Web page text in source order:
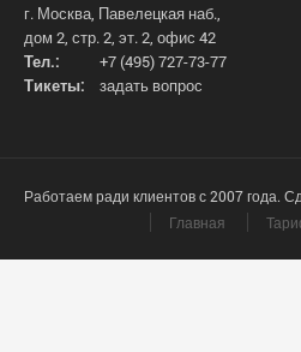
г. Москва, Павелецкая наб.,
дом 2, стр. 2, эт. 2, офис 42
Тел.:
+7 (495) 727-73-77
Тикеты:
задать вопрос
Работаем ради клиентов с 2007 года.
Главная